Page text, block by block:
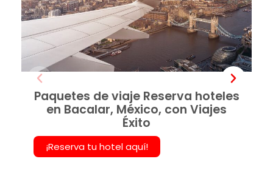
Paquetes de viaje Reserva hoteles
en Bacalar, México, con Viajes
Éxito
¡Reserva tu hotel aquí!